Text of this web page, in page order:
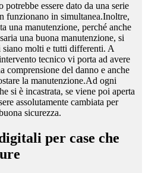
essere dato da una serie
funzionano in simultanea.Inoltre,
una manutenzione, perché anche
una buona manutenzione, si
molti e tutti differenti. A
tecnico vi porta ad avere
comprensione del danno e anche
la manutenzione.Ad ogni
si è incastrata, se viene poi aperta
assolutamente cambiata per
sicurezza.
per case che